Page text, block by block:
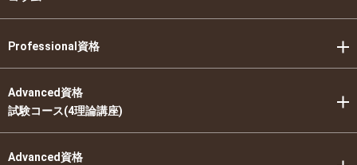
Professional資格
Advanced資格
試験コース(4理論講座)
Advanced資格